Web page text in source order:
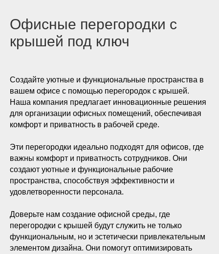
Офисные перегородки с
крышей под ключ
Создайте уютные и функциональные пространства в
вашем офисе с помощью перегородок с крышей.
Наша компания предлагает инновационные решения
для организации офисных помещений, обеспечивая
комфорт и приватность в рабочей среде.
Эти перегородки идеально подходят для офисов, где
важны комфорт и приватность сотрудников. Они
создают уютные и функциональные рабочие
пространства, способствуя эффективности и
удовлетворенности персонала.
Доверьте нам создание офисной среды, где
перегородки с крышей будут служить не только
функциональным, но и эстетически привлекательным
элементом дизайна. Они помогут оптимизировать